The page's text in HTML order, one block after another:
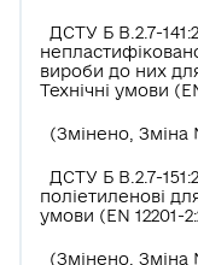
ДСТУ Б В.2.7-
вироби до них
Технічні умови
(Змінено, Зміна
ДСТУ Б В.2.7-
поліетиленові
умови (EN 12201-
(Змінено, Зміна